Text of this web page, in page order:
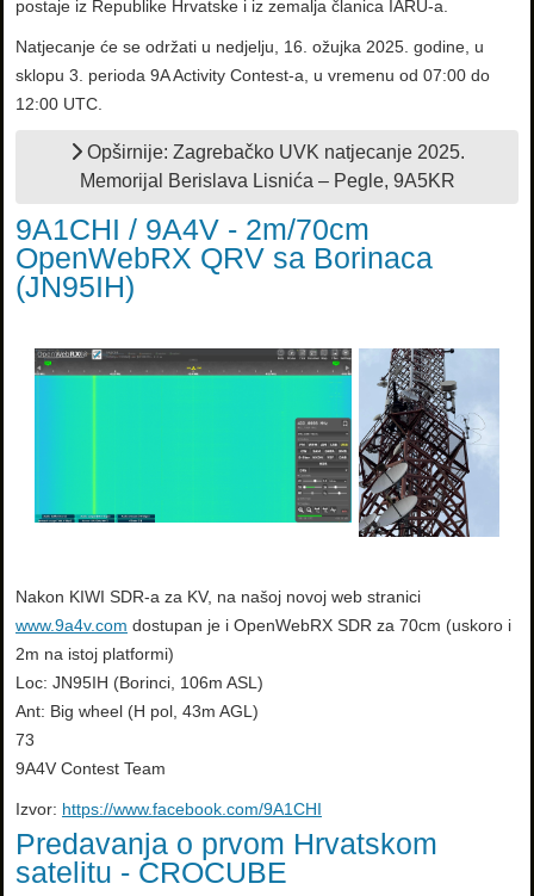
postaje iz Republike Hrvatske i iz zemalja članica IARU-a.
Natjecanje će se održati u nedjelju, 16. ožujka 2025. godine, u
sklopu 3. perioda 9A Activity Contest-a, u vremenu od 07:00 do
12:00 UTC.
Opširnije: Zagrebačko UVK natjecanje 2025.
Memorijal Berislava Lisnića – Pegle, 9A5KR
9A1CHI / 9A4V - 2m/70cm
OpenWebRX QRV sa Borinaca
(JN95IH)
Nakon KIWI SDR-a za KV, na našoj novoj web stranici
www.9a4v.com dostupan je i OpenWebRX SDR za 70cm (uskoro i
2m na istoj platformi)
Loc: JN95IH (Borinci, 106m ASL)
Ant: Big wheel (H pol, 43m AGL)
73
9A4V Contest Team
Izvor: https://www.facebook.com/9A1CHI
Predavanja o prvom Hrvatskom
satelitu - CROCUBE